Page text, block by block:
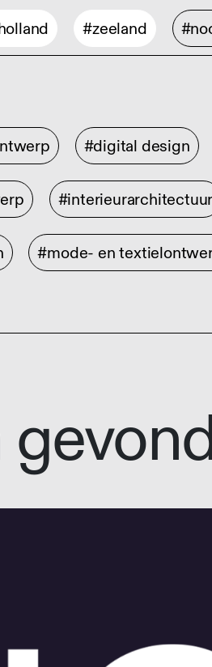
#zeeland
#digital design
#interieurarchitectuur
#mode- en